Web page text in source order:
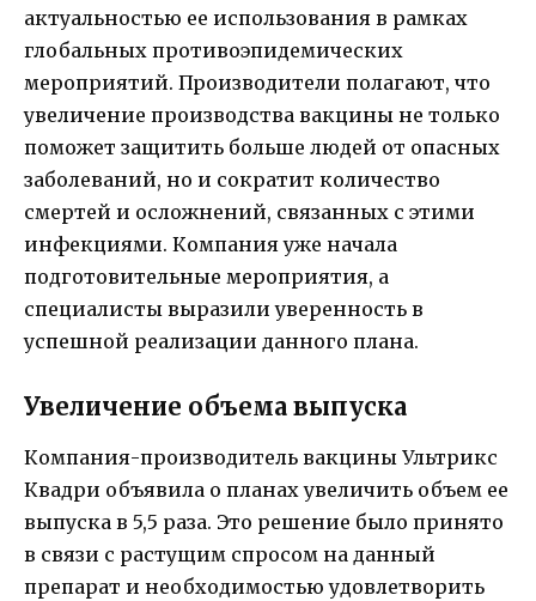
актуальностью ее использования в рамках
глобальных противоэпидемических
мероприятий. Производители полагают, что
увеличение производства вакцины не только
поможет защитить больше людей от опасных
заболеваний, но и сократит количество
смертей и осложнений, связанных с этими
инфекциями. Компания уже начала
подготовительные мероприятия, а
специалисты выразили уверенность в
успешной реализации данного плана.
Увеличение объема выпуска
Компания-производитель вакцины Ультрикс
Квадри объявила о планах увеличить объем ее
выпуска в 5,5 раза. Это решение было принято
в связи с растущим спросом на данный
препарат и необходимостью удовлетворить